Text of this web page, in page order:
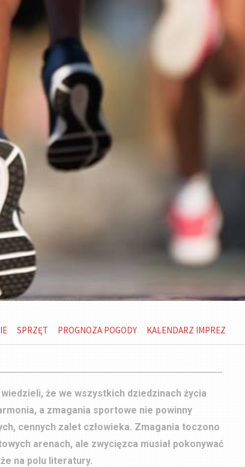
SPRZĘT PROGNOZA POGODY KALENDARZ IMPREZ
że we wszystkich dziedzinach życia
a zmagania sportowe nie powinny
cennych zalet człowieka. Zmagania toczono
arenach, ale zwycięzca musiał pokonywać
na polu literatury.